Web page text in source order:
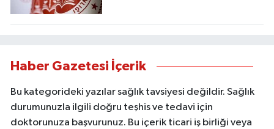
Haber Gazetesi İçerik
Bu kategorideki yazılar sağlık tavsiyesi değildir. Sağlık
durumunuzla ilgili doğru teşhis ve tedavi için
doktorunuza başvurunuz. Bu içerik ticari iş birliği veya